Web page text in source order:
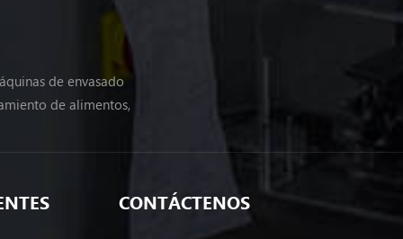
de envasado
de alimentos,
CONTÁCTENOS